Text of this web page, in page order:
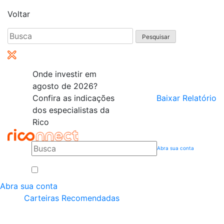
Voltar
Pesquisar
por:
Onde investir em
agosto de 2026?
Confira as indicações
dos especialistas da
Rico
Baixar Relatório
Abra sua conta
Abra sua conta
Carteiras Recomendadas